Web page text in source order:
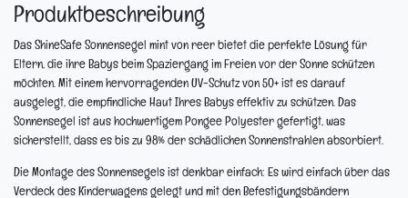
Produktbeschreibung
Das ShineSafe Sonnensegel mint von reer bietet die perfekte Lösung für
Eltern, die ihre Babys beim Spaziergang im Freien vor der Sonne schützen
möchten. Mit einem hervorragenden UV-Schutz von 50+ ist es darauf
ausgelegt, die empfindliche Haut Ihres Babys effektiv zu schützen. Das
Sonnensegel ist aus hochwertigem Pongee Polyester gefertigt, was
sicherstellt, dass es bis zu 98% der schädlichen Sonnenstrahlen absorbiert.
Die Montage des Sonnensegels ist denkbar einfach: Es wird einfach über das
Verdeck des Kinderwagens gelegt und mit den Befestigungsbändern